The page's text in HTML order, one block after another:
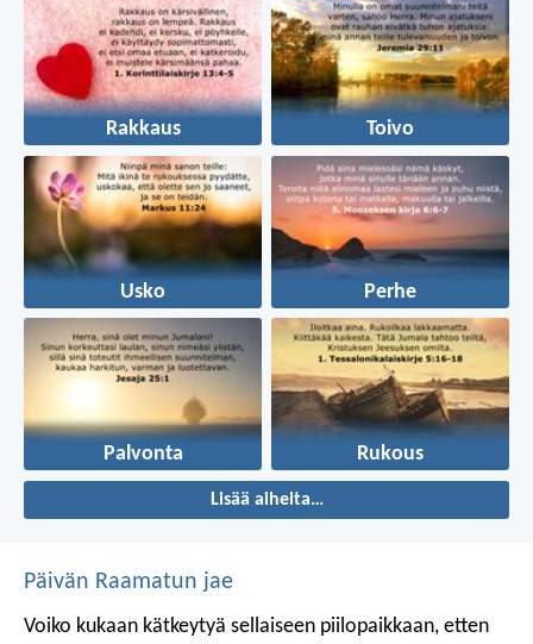
Rakkaus Toivo
Usko Perhe
Palvonta Rukous
Lisää aiheita…
Päivän Raamatun jae
Voiko kukaan kätkeytyä sellaiseen piilopaikkaan, etten